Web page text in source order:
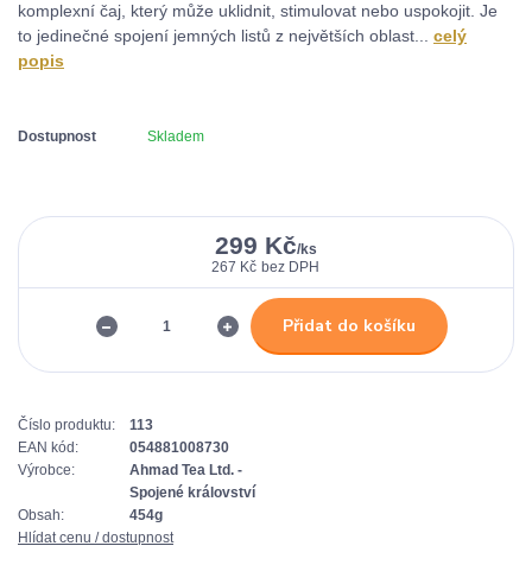
komplexní čaj, který může uklidnit, stimulovat nebo uspokojit. Je
to jedinečné spojení jemných listů z největších oblast... celý
popis
Dostupnost Skladem
299 Kč/ks
267 Kč bez DPH
Přidat do košíku
Číslo produktu:
113
EAN kód:
054881008730
Výrobce:
Ahmad Tea Ltd. -
Spojené království
Obsah:
454g
Hlídat cenu / dostupnost